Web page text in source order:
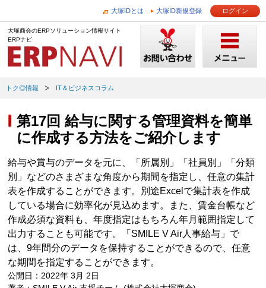
大塚IDとは 大塚ID新規登録 ログイン
大塚商会のERPソリューション情報サイト
ERPナビ
トク◎情報 IT＆ビジネスコラム
第17回 給与に関する管理資料を簡単
に作成する方法をご紹介します
給与や賞与のデータを元に、「所属別」「社員別」「分類
別」などのさまざまな角度から期間を指定し、任意の集計
表を作成することができます。別途Excelで集計表を作成
している場合に効率化が見込めます。また、賃金台帳など
作成必須な資料も、年度指定はもちろん年月範囲指定して
出力することも可能です。「SMILE V Air人事給与」で
は、9年間分のデータを保持することができるので、任意
な期間を指定することができます。
公開日：2022年 3月 2日